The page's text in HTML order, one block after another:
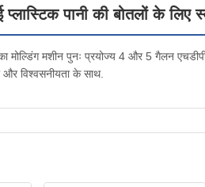
पानी की बोतलों के लिए
मोल्डिंग मशीन पुनः प्रयोज्य 4 और 5 गैलन
और विश्वसनीयता के साथ.